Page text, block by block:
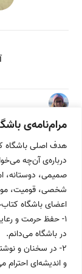
مرام‌نامه‌ی
هدف اصلی باشگاه
درباره‌ی آن‌چه
صمیمی، دوستانه،
شخصی، قومیت،
اعضای باشگاه
۱- حفظ حرمت و
در باشگاه می‌دانم.
۲- در سخنان و
و اندیشه‌ای احترام